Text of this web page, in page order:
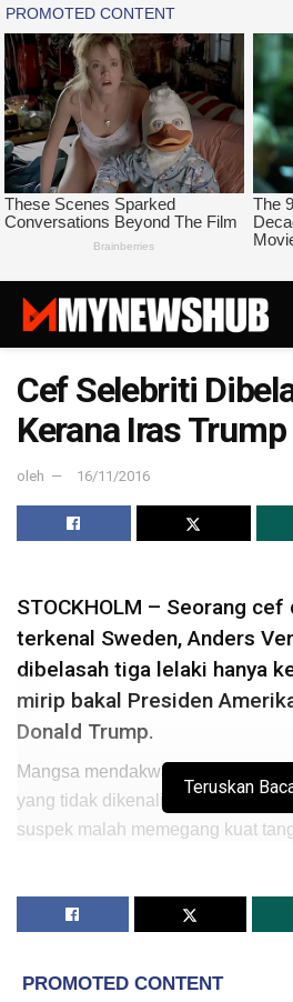
Cef Selebriti
Kerana Iras Trump
oleh 16/11/2016
STOCKHOLM – Seorang
terkenal Sweden, Anders
dibelasah tiga lelaki hanya
mirip bakal Presiden
Donald Trump.
Mangsa mendakwa, dia diserang
yang tidak dikenali pada pagi
suspek malah memegang kuat
Insiden serangan yang berlaku di
segera di bandar Malmo kira-kira
tulang hidung dan lebam di salah
Teruskan